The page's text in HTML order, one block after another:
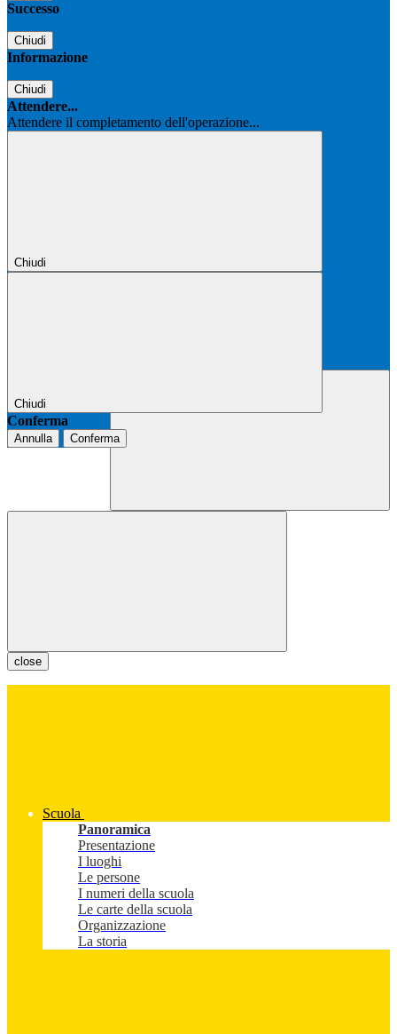
Successo
Chiudi
Informazione
Chiudi
Attendere...
Attendere il completamento dell'operazione...
Chiudi
Chiudi
Conferma
Annulla Conferma
close
Scuola
Panoramica
Presentazione
I luoghi
Le persone
I numeri della scuola
Le carte della scuola
Organizzazione
La storia